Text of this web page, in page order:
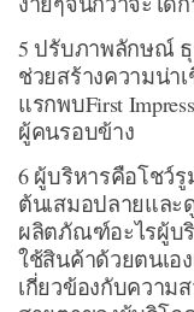
5 ปรับภาพลักษณ์
ช่วยสร้างความน่า
แรกพบFirst
ผู้คนรอบข้าง
6 ผู้บริหารคือโชว์
ต้นเสมอปลายและ
ผลิตภัณฑ์อะไรผู้บ
ใช้สินค้าด้วยตนเอ
เกี่ยวข้องกับความ